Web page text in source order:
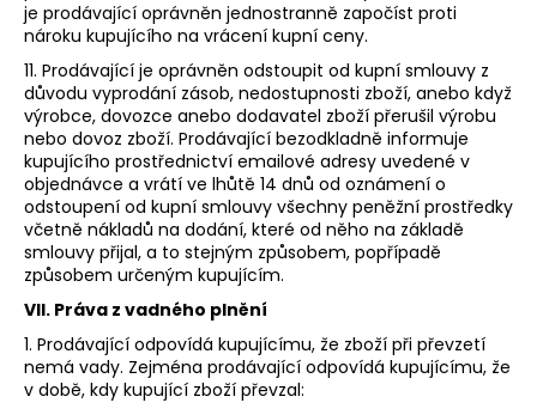
je prodávající oprávněn jednostranně započíst proti
nároku kupujícího na vrácení kupní ceny.
11. Prodávající je oprávněn odstoupit od kupní smlouvy z
důvodu vyprodání zásob, nedostupnosti zboží, anebo když
výrobce, dovozce anebo dodavatel zboží přerušil výrobu
nebo dovoz zboží. Prodávající bezodkladně informuje
kupujícího prostřednictví emailové adresy uvedené v
objednávce a vrátí ve lhůtě 14 dnů od oznámení o
odstoupení od kupní smlouvy všechny peněžní prostředky
včetně nákladů na dodání, které od něho na základě
smlouvy přijal, a to stejným způsobem, popřípadě
způsobem určeným kupujícím.
VII. Práva z vadného plnění
1. Prodávající odpovídá kupujícímu, že zboží při převzetí
nemá vady. Zejména prodávající odpovídá kupujícímu, že
v době, kdy kupující zboží převzal: